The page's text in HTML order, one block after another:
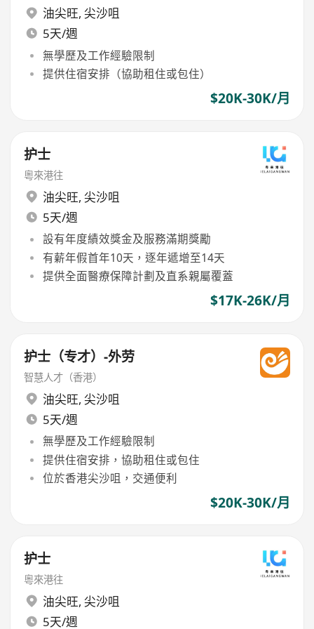
油尖旺, 尖沙咀
5天/週
無學歷及工作經驗限制
提供住宿安排（協助租住或包住）
$20K-30K/月
护士
粵來港往
油尖旺, 尖沙咀
5天/週
設有年度績效獎金及服務滿期獎勵
有薪年假首年10天，逐年遞增至14天
提供全面醫療保障計劃及直系親屬覆蓋
$17K-26K/月
护士（专才）-外劳
智慧人才（香港）
油尖旺, 尖沙咀
5天/週
無學歷及工作經驗限制
提供住宿安排，協助租住或包住
位於香港尖沙咀，交通便利
$20K-30K/月
护士
粵來港往
油尖旺, 尖沙咀
5天/週